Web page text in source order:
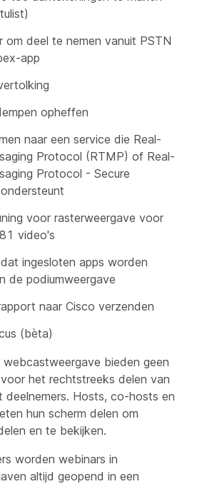
om deel te nemen vanuit PSTN
app
opheffen
naar een service die Real-
Protocol (RTMP) of Real-
Protocol - Secure
voor rasterweergave voor
video's
ingesloten apps worden
de podiumweergave
naar Cisco verzenden
(bèta)
webcastweergave bieden geen
het rechtstreeks delen van
deelnemers. Hosts, co-hosts en
hun scherm delen om
en te bekijken.
worden webinars in
altijd geopend in een